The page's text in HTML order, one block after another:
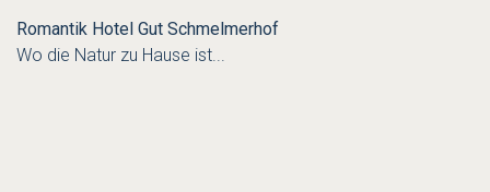
Romantik Hotel Gut Schmelmerhof
Wo die Natur zu Hause ist...